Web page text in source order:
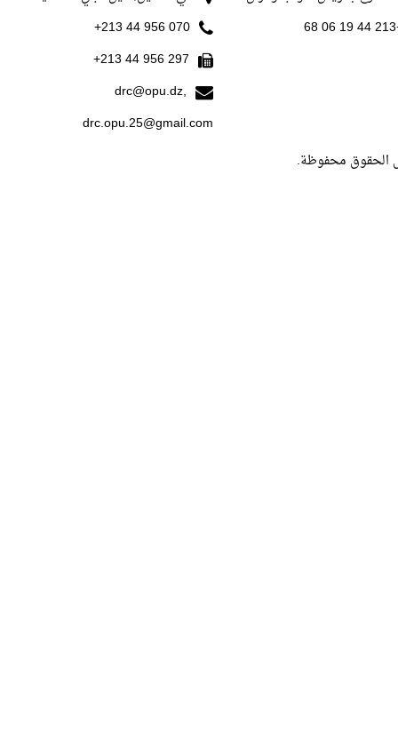
070 956 44 213+
297 956 44 213+
drc@opu.dz,
drc.opu.25@gmail.com
الحقوق محفوظة.